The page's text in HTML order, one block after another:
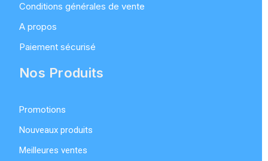
Conditions générales de vente
A propos
Paiement sécurisé
Nos Produits
Promotions
Nouveaux produits
Meilleures ventes